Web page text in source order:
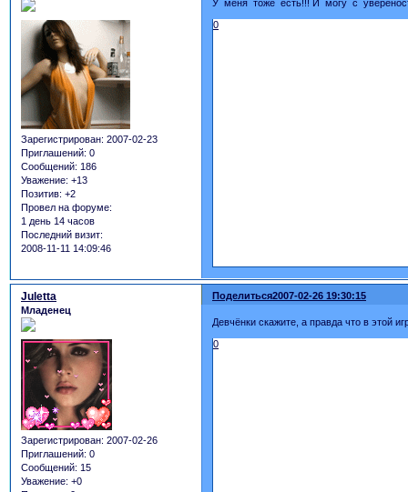
Зарегистрирован: 2007-02-23
Приглашений: 0
Сообщений: 186
Уважение: +13
Позитив: +2
Провел на форуме:
1 день 14 часов
Последний визит:
2008-11-11 14:09:46
У меня тоже есть!!! И могу с
0
Поделиться2007-02-26 19:30:15
Juletta
Младенец
Зарегистрирован: 2007-02-26
Приглашений: 0
Сообщений: 15
Уважение: +0
Девчёнки скажите, а правда что в этой
0